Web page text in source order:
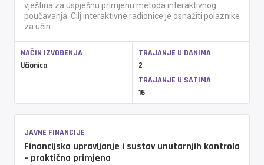
vještina za uspješnu primjenu metoda interaktivnog
poučavanja. Cilj interaktivne radionice je osnažiti polaznike
za učin...
NAČIN IZVOĐENJA
Učionica
TRAJANJE U DANIMA
2
TRAJANJE U SATIMA
16
JAVNE FINANCIJE
Financijsko upravljanje i sustav unutarnjih kontrola
– praktična primjena